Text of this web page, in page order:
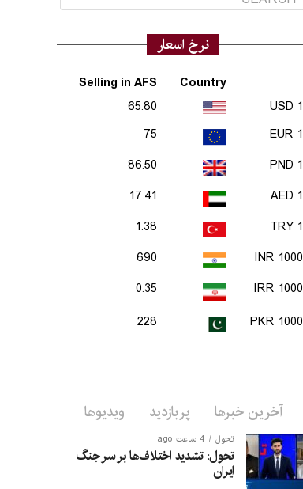
نرخ اسعار
Country
Selling in AFS
1 USD
65.80
1 EUR
75
1 PND
86.50
1 AED
17.41
1 TRY
1.38
1000 INR
690
1000 IRR
0.35
1000 PKR
228
آخرین خبرها پربازدید ویدیوها
تحول 4 ساعت ago
تحول: تشدید اختلاف‌ها بر سر جنگ
ایران